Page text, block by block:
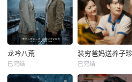
龙吟八荒
已完结
装穷爸妈送养子
已完结